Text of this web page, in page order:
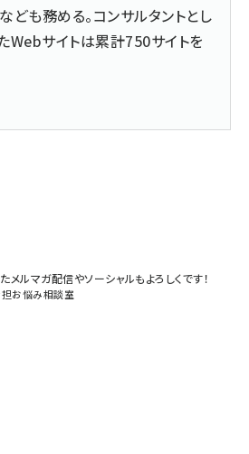
ども務める。コンサルタントとし
Webサイトは累計750サイトを
ルマガ配信やソーシャルもよろしくです！
担お悩み相談室